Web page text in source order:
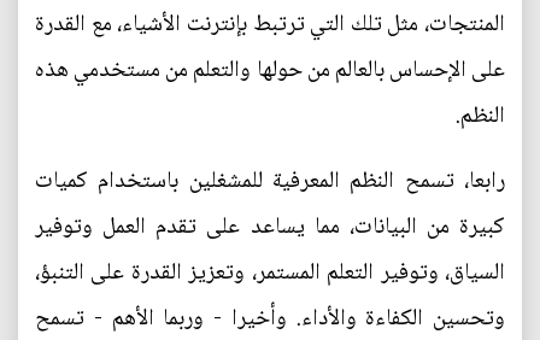
المنتجات، مثل تلك التي ترتبط بإنترنت الأشياء، مع القدرة
على الإحساس بالعالم من حولها والتعلم من مستخدمي هذه
النظم.
رابعا، تسمح النظم المعرفية للمشغلين باستخدام كميات
كبيرة من البيانات، مما يساعد على تقدم العمل وتوفير
السياق، وتوفير التعلم المستمر، وتعزيز القدرة على التنبؤ،
وتحسين الكفاءة والأداء. وأخيرا - وربما الأهم - تسمح